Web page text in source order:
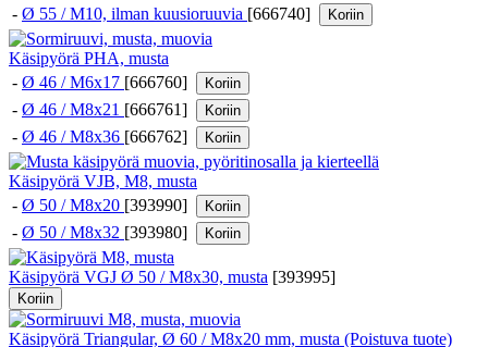
- Ø 55 / M10, ilman kuusioruuvia [666740] Koriin
Käsipyörä PHA, musta
- Ø 46 / M6x17 [666760] Koriin
- Ø 46 / M8x21 [666761] Koriin
- Ø 46 / M8x36 [666762] Koriin
Käsipyörä VJB, M8, musta
- Ø 50 / M8x20 [393990] Koriin
- Ø 50 / M8x32 [393980] Koriin
Käsipyörä VGJ Ø 50 / M8x30, musta [393995]
Koriin
Käsipyörä Triangular, Ø 60 / M8x20 mm, musta (Poistuva tuote)